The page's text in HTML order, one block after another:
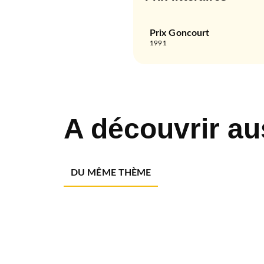
Prix Goncourt
1991
A découvrir
DU MÊME THÈME